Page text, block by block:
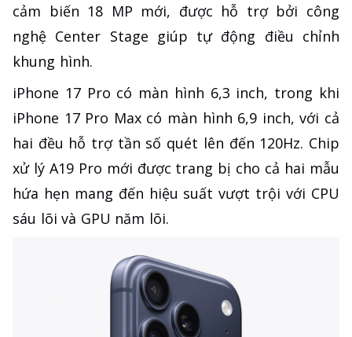
cảm biến 18 MP mới, được hỗ trợ bởi công
nghệ Center Stage giúp tự động điều chỉnh
khung hình.
iPhone 17 Pro có màn hình 6,3 inch, trong khi
iPhone 17 Pro Max có màn hình 6,9 inch, với cả
hai đều hỗ trợ tần số quét lên đến 120Hz. Chip
xử lý A19 Pro mới được trang bị cho cả hai mẫu
hứa hẹn mang đến hiệu suất vượt trội với CPU
sáu lõi và GPU năm lõi.